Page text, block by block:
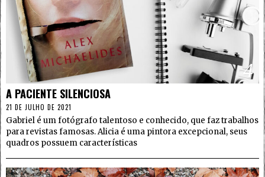
4
A PACIENTE SILENCIOSA
21 DE JULHO DE 2021
Gabriel é um fotógrafo talentoso e conhecido, que faz trabalhos
para revistas famosas. Alicia é uma pintora excepcional, seus
quadros possuem características